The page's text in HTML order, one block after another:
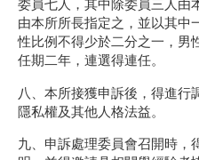
委員七人，其中除委員三人由
由本所所長指定之，並以其中
性比例不得少於二分之一，男
任期二年，連選得連任。
八、本所接獲申訴後，得進行
隱私權及其他人格法益。
九、申訴處理委員會召開時，